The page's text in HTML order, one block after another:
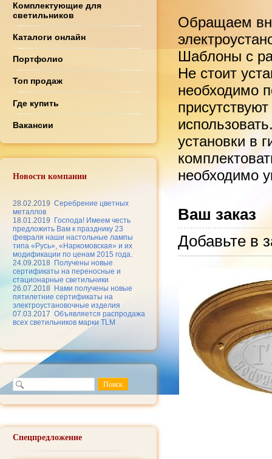
Комплектующие для
светильников
Каталоги онлайн
Портфолио
Топ продаж
Где купить
Вакансии
Новости компании
28.02.2019 Серебрение цветных
металлов
18.01.2019
Господа! Имеем честь
предложить Вам к празднику 23
февраля наши настольные лампы
типа «Русь», «Наркомовская» и их
модификации по ценам 2015 года.
24.09.2018
Получены новые
сертификаты на переносные и
стационарные светильники
26.07.2018
Нами получены новые
пятилетние сертификаты на
электроустановочные изделия
07.03.2017 Объявляется распродажа
всех светильников марки TLM
Спецпредложение
Обращаем
Шаблоны с
Не стоит
необходимо
установки в
необходимо
Ваш заказ
Добавьте в